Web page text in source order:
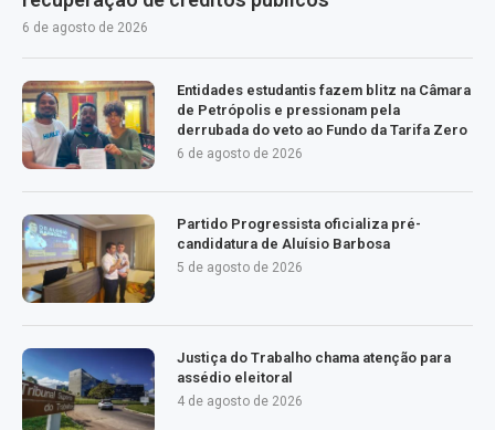
6 de agosto de 2026
Entidades estudantis fazem blitz na Câmara
de Petrópolis e pressionam pela
derrubada do veto ao Fundo da Tarifa Zero
6 de agosto de 2026
Partido Progressista oficializa pré-
candidatura de Aluísio Barbosa
5 de agosto de 2026
Justiça do Trabalho chama atenção para
assédio eleitoral
4 de agosto de 2026